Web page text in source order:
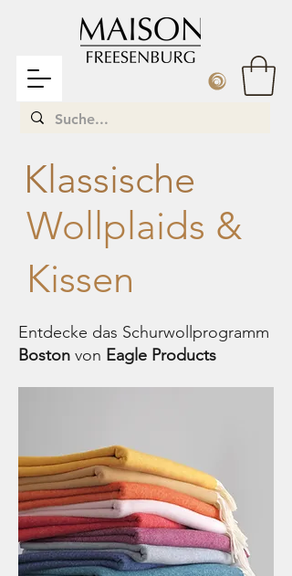
Klassische
Wollplaids &
Kissen
Entdecke das Schurwollprogramm
Boston von Eagle Products